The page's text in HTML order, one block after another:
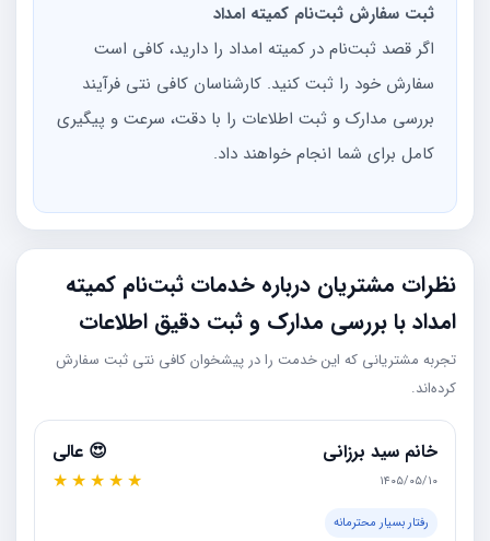
ثبت سفارش ثبت‌نام کمیته امداد
اگر قصد ثبت‌نام در کمیته امداد را دارید، کافی است
سفارش خود را ثبت کنید. کارشناسان کافی نتی فرآیند
بررسی مدارک و ثبت اطلاعات را با دقت، سرعت و پیگیری
کامل برای شما انجام خواهند داد.
نظرات مشتریان درباره خدمات ثبت‌نام کمیته
امداد با بررسی مدارک و ثبت دقیق اطلاعات
تجربه مشتریانی که این خدمت را در پیشخوان کافی نتی ثبت سفارش
کرده‌اند.
خانم سید برزانی
۱۴۰۵/۰۵/۱۰
😍 عالی
★
★
★
★
★
رفتار بسیار محترمانه